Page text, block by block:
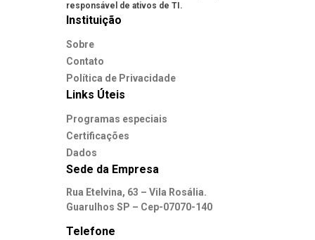
responsável de ativos de TI.
Instituição
Sobre
Contato
Política de Privacidade
Links Úteis
Programas especiais
Certificações
Dados
Sede da Empresa
Rua Etelvina, 63 – Vila Rosália.
Guarulhos SP – Cep-07070-140
Telefone